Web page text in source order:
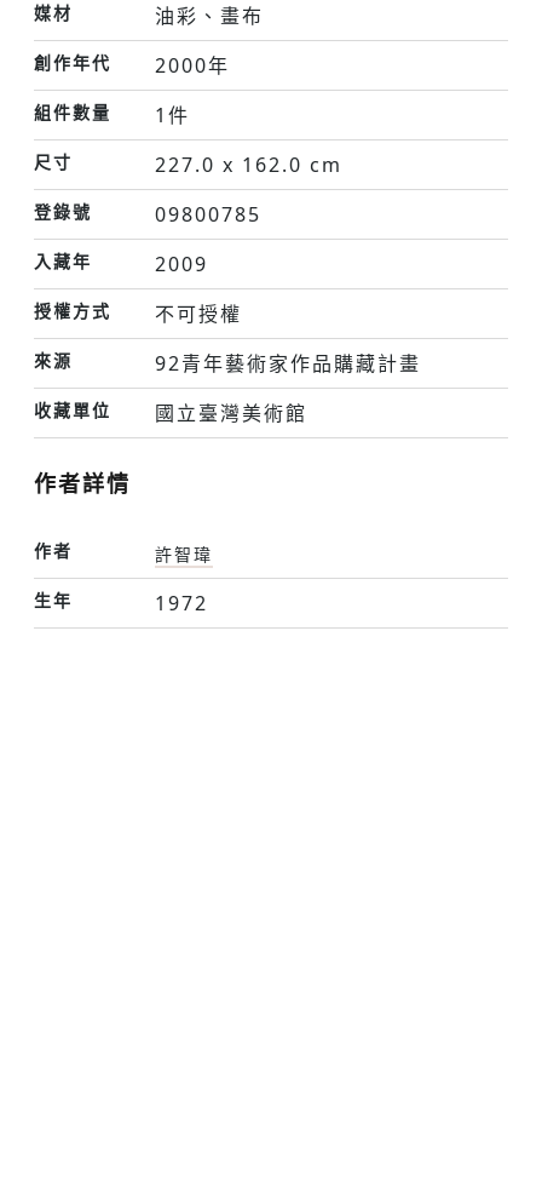
媒材 油彩、畫布
創作年代 2000年
組件數量 1件
尺寸 227.0 x 162.0 cm
登錄號 09800785
入藏年 2009
授權方式 不可授權
來源 92青年藝術家作品購藏計畫
收藏單位 國立臺灣美術館
作者詳情
作者
許智瑋
生年
1972